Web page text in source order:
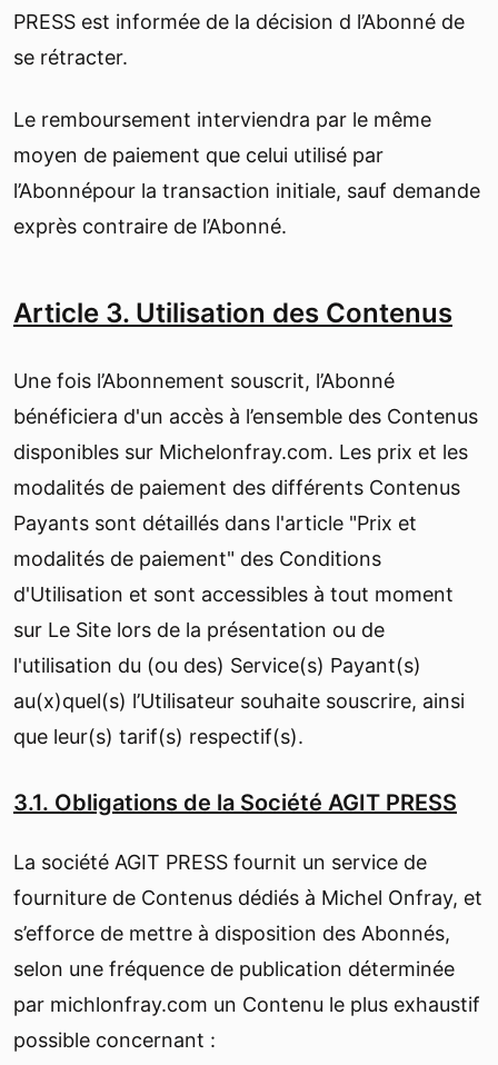
PRESS est informée de la décision d l’Abonné de
se rétracter.
Le remboursement interviendra par le même
moyen de paiement que celui utilisé par
l’Abonnépour la transaction initiale, sauf demande
exprès contraire de l’Abonné.
Article 3. Utilisation des Contenus
Une fois l’Abonnement souscrit, l’Abonné
bénéficiera d'un accès à l’ensemble des Contenus
disponibles sur Michelonfray.com. Les prix et les
modalités de paiement des différents Contenus
Payants sont détaillés dans l'article "Prix et
modalités de paiement" des Conditions
d'Utilisation et sont accessibles à tout moment
sur Le Site lors de la présentation ou de
l'utilisation du (ou des) Service(s) Payant(s)
au(x)quel(s) l’Utilisateur souhaite souscrire, ainsi
que leur(s) tarif(s) respectif(s).
3.1. Obligations de la Société AGIT PRESS
La société AGIT PRESS fournit un service de
fourniture de Contenus dédiés à Michel Onfray, et
s’efforce de mettre à disposition des Abonnés,
selon une fréquence de publication déterminée
par michlonfray.com un Contenu le plus exhaustif
possible concernant :